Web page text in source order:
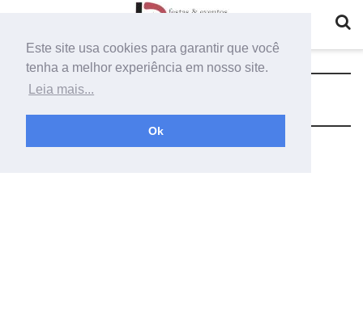
Este site usa cookies para garantir que você
tenha a melhor experiência em nosso site.
Leia mais...
Ok
Tag:suporte para arco de balão